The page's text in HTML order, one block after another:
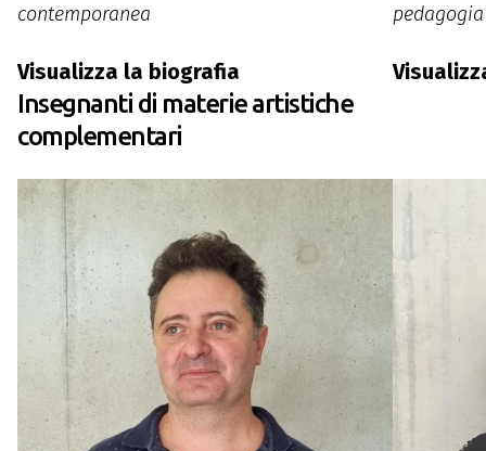
contemporanea
Visualizza la biografia
Insegnanti di materie artistiche
complementari